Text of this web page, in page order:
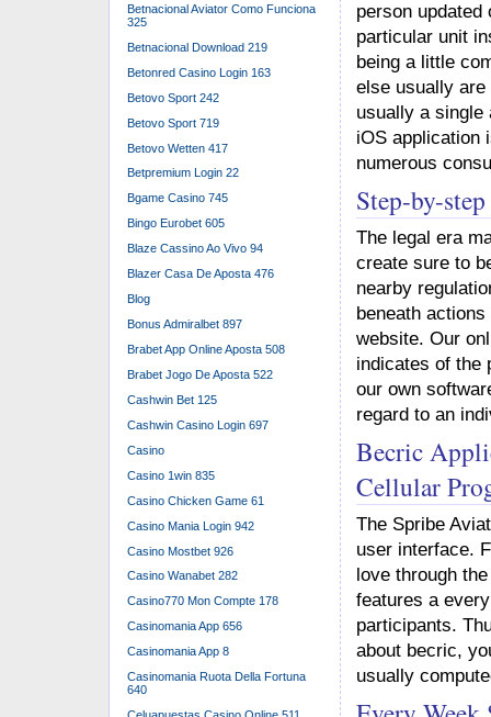
person updated
particular unit
being a little
else usually
usually a single
iOS application
numerous
Step-by-
The legal era
create sure to
nearby
beneath
website. Our
indicates of the
our own
regard to an
Becric
Cellular
The Spribe
user interface.
love through
features a
participants.
about becric,
usually
Betnacional Aviator Como Funciona
325
Betnacional Download 219
Betonred Casino Login 163
Betovo Sport 242
Betovo Sport 719
Betovo Wetten 417
Betpremium Login 22
Bgame Casino 745
Bingo Eurobet 605
Blaze Cassino Ao Vivo 94
Blazer Casa De Aposta 476
Blog
Bonus Admiralbet 897
Brabet App Online Aposta 508
Brabet Jogo De Aposta 522
Cashwin Bet 125
Cashwin Casino Login 697
Casino
Casino 1win 835
Casino Chicken Game 61
Casino Mania Login 942
Casino Mostbet 926
Casino Wanabet 282
Casino770 Mon Compte 178
Casinomania App 656
Casinomania App 8
Casinomania Ruota Della Fortuna
640